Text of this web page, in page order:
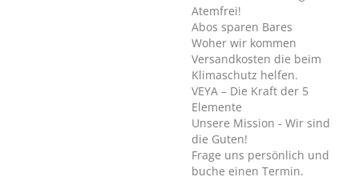
Atemfrei!
Abos sparen Bares
Woher wir kommen
Versandkosten die beim
Klimaschutz helfen.
VEYA – Die Kraft der 5
Elemente
Unsere Mission - Wir sind
die Guten!
Frage uns persönlich und
buche einen Termin.